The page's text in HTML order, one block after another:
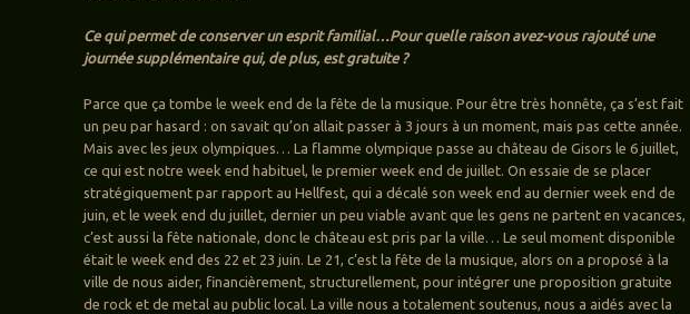
Ce qui permet de conserver un esprit familial…Pour quelle raison avez-vous rajouté une
journée supplémentaire qui, de plus, est gratuite ?
Parce que ça tombe le week end de la fête de la musique. Pour être très honnête, ça s’est fait
un peu par hasard : on savait qu’on allait passer à 3 jours à un moment, mais pas cette année.
Mais avec les jeux olympiques… La flamme olympique passe au château de Gisors le 6 juillet,
ce qui est notre week end habituel, le premier week end de juillet. On essaie de se placer
stratégiquement par rapport au Hellfest, qui a décalé son week end au dernier week end de
juin, et le week end du juillet, dernier un peu viable avant que les gens ne partent en vacances,
c’est aussi la fête nationale, donc le château est pris par la ville… Le seul moment disponible
était le week end des 22 et 23 juin. Le 21, c’est la fête de la musique, alors on a proposé à la
ville de nous aider, financièrement, structurellement, pour intégrer une proposition gratuite
de rock et de metal au public local. La ville nous a totalement soutenus, nous a aidés avec la